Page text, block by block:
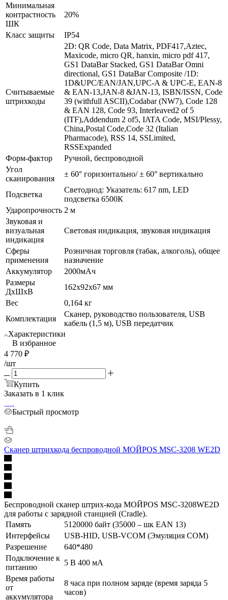
Минимальная
контрастность
ШК
20%
Класс защиты IP54
Считываемые
штрихкоды
2D: QR Code, Data Matrix, PDF417,Aztec,
Maxicode, micro QR, hanxin, micro pdf 417,
GS1 DataBar Stacked, GS1 DataBar Omni
directional, GS1 DataBar Composite /1D:
1D&UPC/EAN/JAN,UPC-A & UPC-E, EAN-8
& EAN-13,JAN-8 &JAN-13, ISBN/ISSN, Code
39 (withfull ASCII),Codabar (NW7), Code 128
& EAN 128, Code 93, Interleaved2 of 5
(ITF),Addendum 2 of5, IATA Code, MSI/Plessy,
China,Postal Code,Code 32 (Italian
Pharmacode), RSS 14, SSLimited,
RSSExpanded
Форм-фактор
Ручной, беспроводной
Угол
сканирования
± 60° горизонтально/ ± 60° вертикально
Подсветка
Светодиод: Указатель: 617 nm, LED
подсветка 6500К
Ударопрочность 2 м
Звуковая и
визуальная
индикация
Световая индикация, звуковая индикация
Сферы
применения
Розничная торговля (табак, алкоголь), общее
назначение
Аккумулятор
2000мАч
Размеры
ДхШхВ
162x92x67 мм
Вес
0,164 кг
Комплектация
Сканер, руководство пользователя, USB
кабель (1,5 м), USB передатчик
Характеристики
В избранное
4 770 ₽
/шт
Купить
Заказать в 1 клик
Быстрый просмотр
Сканер штрихкода беспроводной МОЙPOS MSC-3208 WE2D
Беспроводной сканер штрих-кода МОЙPOS MSC-3208WE2D
для работы с зарядной станцией (Cradle).
Память
5120000 байт (35000 – шк EAN 13)
Интерфейсы
USB-HID, USB-VCOM (Эмуляция COM)
Разрешение
640*480
Подключение к
питанию
5 В 400 мА
Время работы
от
аккумулятора
8 часа при полном заряде (время заряда 5
часов)